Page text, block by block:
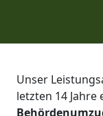
Unser
letzten 14 Jahre